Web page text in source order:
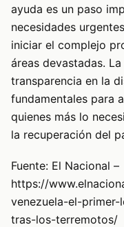
ayuda es un paso
necesidades
iniciar el complejo
áreas devastadas.
transparencia en la
fundamentales para
quienes más lo
la recuperación del
Fuente: El Nacional –
https://
venezuela-el-
tras-los-terremotos/